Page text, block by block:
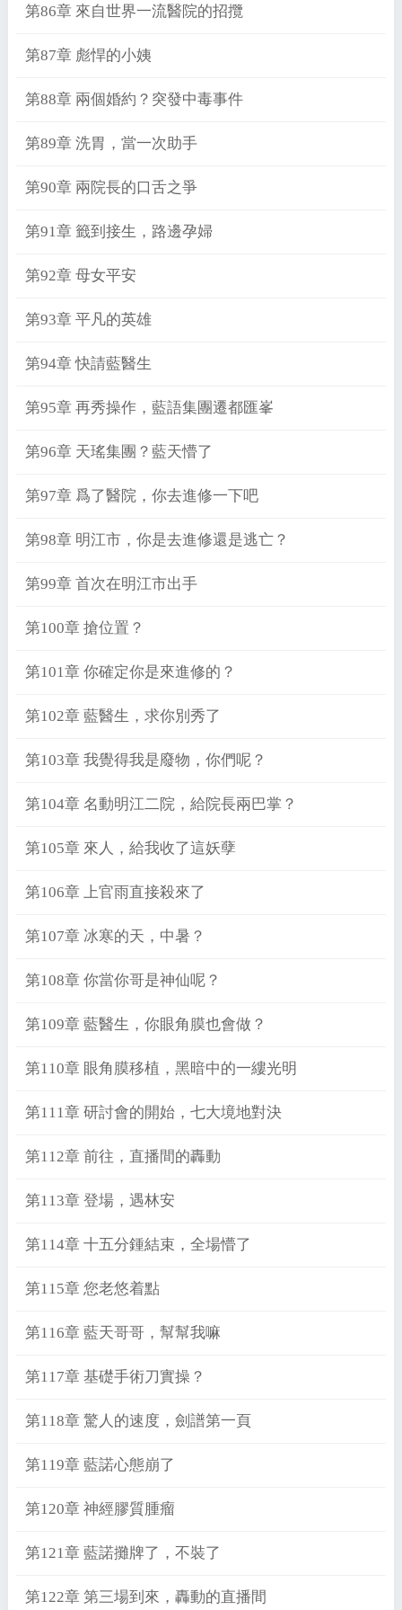
第86章 來自世界一流醫院的招攬
第87章 彪悍的小姨
第88章 兩個婚約？突發中毒事件
第89章 洗胃，當一次助手
第90章 兩院長的口舌之爭
第91章 籤到接生，路邊孕婦
第92章 母女平安
第93章 平凡的英雄
第94章 快請藍醫生
第95章 再秀操作，藍語集團遷都匯峯
第96章 天瑤集團？藍天懵了
第97章 爲了醫院，你去進修一下吧
第98章 明江市，你是去進修還是逃亡？
第99章 首次在明江市出手
第100章 搶位置？
第101章 你確定你是來進修的？
第102章 藍醫生，求你別秀了
第103章 我覺得我是廢物，你們呢？
第104章 名動明江二院，給院長兩巴掌？
第105章 來人，給我收了這妖孽
第106章 上官雨直接殺來了
第107章 冰寒的天，中暑？
第108章 你當你哥是神仙呢？
第109章 藍醫生，你眼角膜也會做？
第110章 眼角膜移植，黑暗中的一縷光明
第111章 研討會的開始，七大境地對決
第112章 前往，直播間的轟動
第113章 登場，遇林安
第114章 十五分鍾結束，全場懵了
第115章 您老悠着點
第116章 藍天哥哥，幫幫我嘛
第117章 基礎手術刀實操？
第118章 驚人的速度，劍譜第一頁
第119章 藍諾心態崩了
第120章 神經膠質腫瘤
第121章 藍諾攤牌了，不裝了
第122章 第三場到來，轟動的直播間